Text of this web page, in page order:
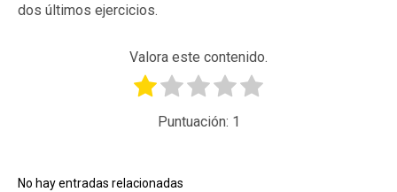
dos últimos ejercicios.
Valora este contenido.
Puntuación: 1
No hay entradas relacionadas